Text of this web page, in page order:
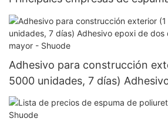
Adhesivo para construcción
5000 unidades, 7 días)
componentes al por mayor -